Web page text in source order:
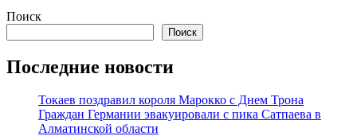
Поиск
Поиск
Последние новости
Токаев поздравил короля Марокко с Днем Трона
Граждан Германии эвакуировали с пика Сатпаева в
Алматинской области